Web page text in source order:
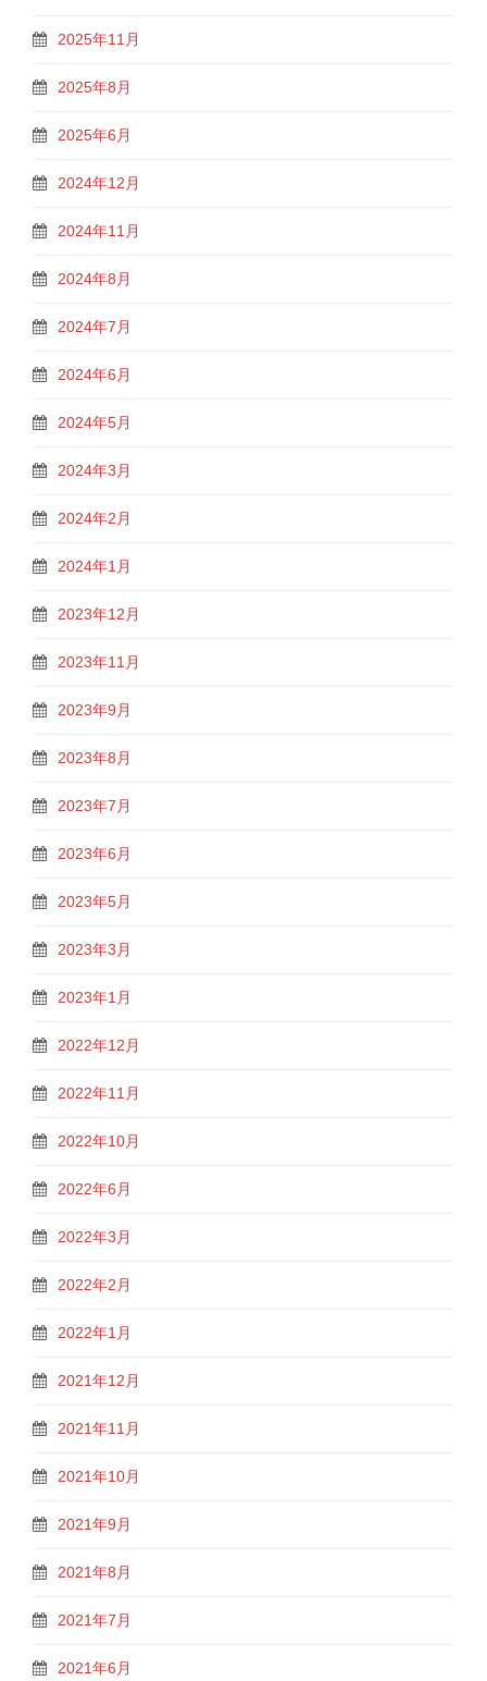
2025年11月
2025年8月
2025年6月
2024年12月
2024年11月
2024年8月
2024年7月
2024年6月
2024年5月
2024年3月
2024年2月
2024年1月
2023年12月
2023年11月
2023年9月
2023年8月
2023年7月
2023年6月
2023年5月
2023年3月
2023年1月
2022年12月
2022年11月
2022年10月
2022年6月
2022年3月
2022年2月
2022年1月
2021年12月
2021年11月
2021年10月
2021年9月
2021年8月
2021年7月
2021年6月